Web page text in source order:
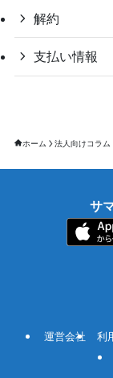
解約
支払い情報
ホーム 法人向けコラム
サ
運営会社 利